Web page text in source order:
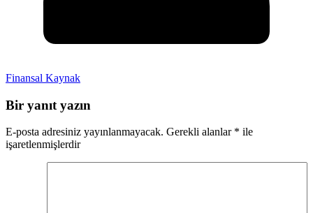
Finansal Kaynak
Bir yanıt yazın
E-posta adresiniz yayınlanmayacak. Gerekli alanlar * ile
işaretlenmişlerdir